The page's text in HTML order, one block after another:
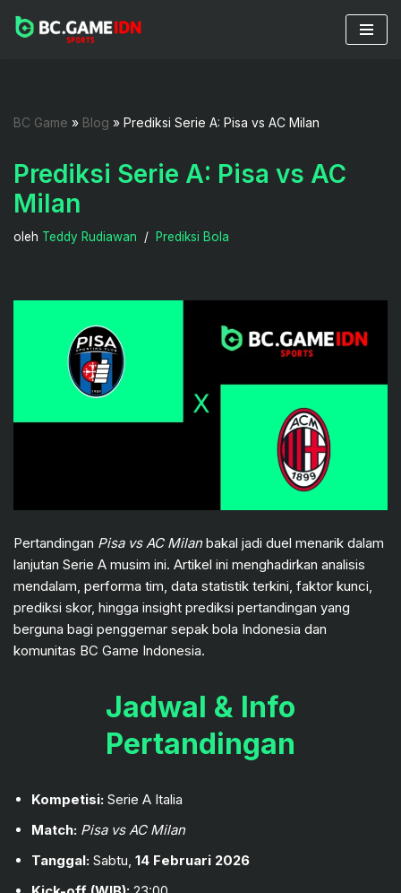
BC Game » Blog » Prediksi Serie A: Pisa vs AC Milan
Prediksi Serie A: Pisa vs AC
Milan
oleh Teddy Rudiawan Prediksi Bola
Pertandingan Pisa vs AC Milanbakal jadi duel menarik dalam
lanjutan Serie A musim ini. Artikel ini menghadirkan analisis
mendalam, performa tim, data statistik terkini, faktor kunci,
prediksi skor, hingga insight prediksi pertandingan yang
berguna bagi penggemar sepak bola Indonesia dan
komunitas BC Game Indonesia.
Jadwal & Info
Pertandingan
Kompetisi: Serie A Italia
Match: Pisa vs AC Milan
Tanggal: Sabtu, 14 Februari 2026